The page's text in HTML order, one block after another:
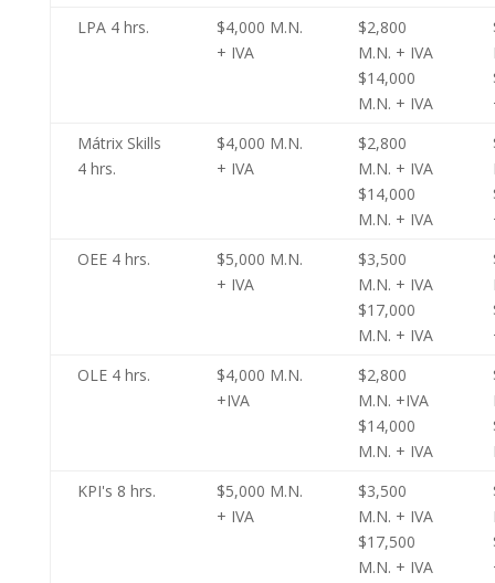
LPA 4 hrs.
$4,000 M.N.
+ IVA
$2,800
M.N. + IVA
$14,000
M.N. + IVA
Mátrix Skills
4 hrs.
$4,000 M.N.
+ IVA
$2,800
M.N. + IVA
$14,000
M.N. + IVA
OEE 4 hrs.
$5,000 M.N.
+ IVA
$3,500
M.N. + IVA
$17,000
M.N. + IVA
OLE 4 hrs.
$4,000 M.N.
+IVA
$2,800
M.N. +IVA
$14,000
M.N. + IVA
KPI's 8 hrs.
$5,000 M.N.
+ IVA
$3,500
M.N. + IVA
$17,500
M.N. + IVA